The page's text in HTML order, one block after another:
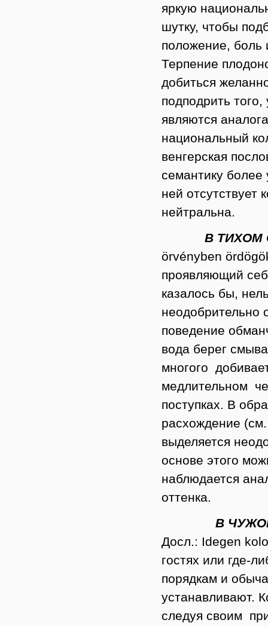
яркую
шутку, чтобы
положение, боль
Терпение
добиться
подподрить
являются
национальный
венгерская
семантику более
ней отсутствует
нейтральна.
В ТИХОМ
örvényben
проявляющий
казалось бы,
неодобрительно
поведение
вода берег
многого
медлительном
поступках. В
расхождение
выделяется
основе этого
наблюдается
оттенка.
В ЧУЖОЙ
Досл.: Idegen
гостях или где-
порядкам и
устанавливают.
следуя своим